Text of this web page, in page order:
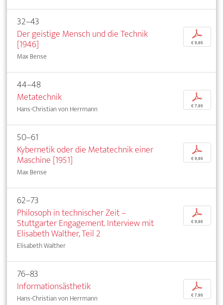
32–43
Der geistige Mensch und die Technik
[1946]
Max Bense
p
€ 9,95
44–48
Metatechnik
Hans-Christian von Herrmann
p
€ 7,95
50–61
Kybernetik oder die Metatechnik einer
Maschine [1951]
Max Bense
p
€ 9,95
62–73
Philosoph in technischer Zeit –
Stuttgarter Engagement. Interview mit
Elisabeth Walther, Teil 2
Elisabeth Walther
p
€ 9,95
76–83
Informationsästhetik
Hans-Christian von Herrmann
p
€ 7,95